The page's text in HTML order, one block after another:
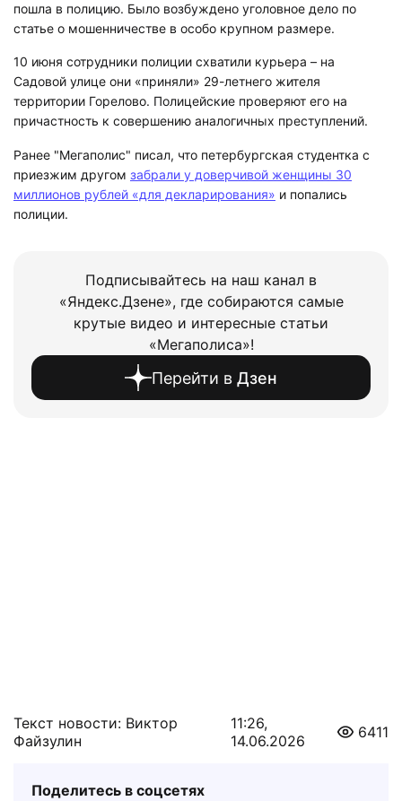
пошла в полицию. Было возбуждено уголовное дело по
статье о мошенничестве в особо крупном размере.
10 июня сотрудники полиции схватили курьера – на
Садовой улице они «приняли» 29-летнего жителя
территории Горелово. Полицейские проверяют его на
причастность к совершению аналогичных преступлений.
Ранее "Мегаполис" писал, что петербургская студентка с
приезжим другом забрали у доверчивой женщины 30
миллионов рублей «для декларирования» и попались
полиции.
Подписывайтесь на наш канал в
«Яндекс.Дзене», где собираются самые
крутые видео и интересные статьи
«Мегаполиса»!
Перейти в Дзен
Текст новости: Виктор
Файзулин
11:26,
14.06.2026
6411
Поделитесь в соцсетях